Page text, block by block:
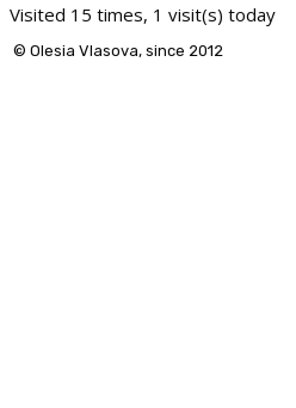
Visited 15 times, 1 visit(s) today
© Olesia Vlasova, since 2012